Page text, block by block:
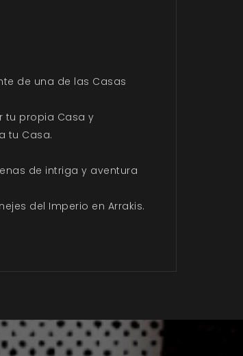
de una de las Casas
tu propia Casa y
tu Casa.
de intriga y aventura
del Imperio en Arrakis.